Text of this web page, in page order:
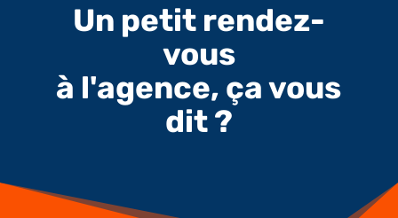
Un petit rendez-
vous
à l'agence, ça vous
dit ?